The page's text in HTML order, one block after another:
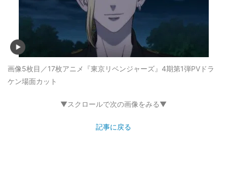
画像5枚目／17枚アニメ『東京リベンジャーズ』4期第1弾PVドラ
ケン場面カット
▼スクロールで次の画像をみる▼
記事に戻る